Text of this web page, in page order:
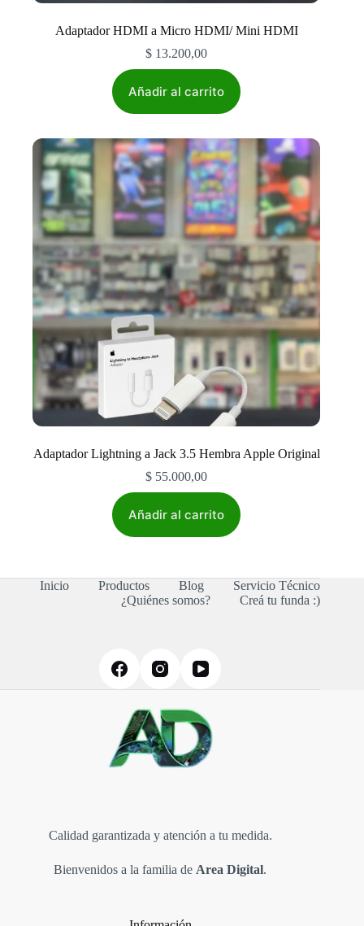
Adaptador HDMI a Micro HDMI/ Mini HDMI
$ 13.200,00
Añadir al carrito
Adaptador Lightning a Jack 3.5 Hembra Apple Original
$ 55.000,00
Añadir al carrito
Inicio Productos Blog
Servicio Técnico
¿Quiénes somos?
Creá tu funda :)
Calidad garantizada y atención a tu medida.
Bienvenidos a la familia deArea Digital.